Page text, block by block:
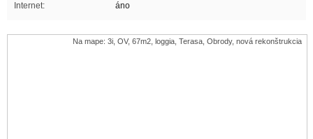
Internet:
áno
Na mape: 3i, OV, 67m2, loggia, Terasa, Obrody, nová rekonštrukcia